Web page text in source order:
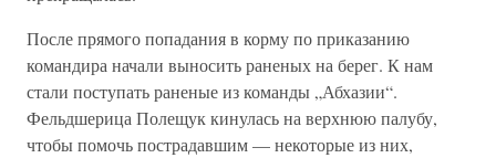
После прямого попадания в корму по приказанию
командира начали выносить раненых на берег. К нам
стали поступать раненые из команды „Абхазии“.
Фельдшерица Полещук кинулась на верхнюю палубу,
чтобы помочь пострадавшим — некоторые из них,